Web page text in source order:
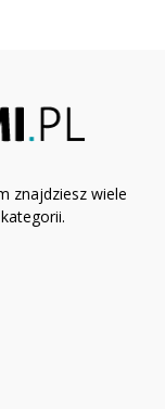
znajdziesz wiele